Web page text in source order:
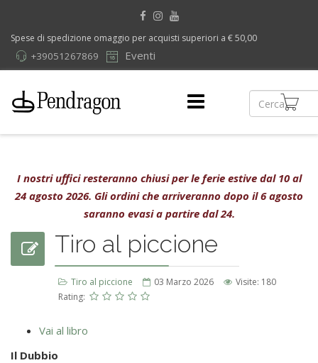
Spese di spedizione omaggio per acquisti superiori a € 50,00
Eventi
+39051267869
I nostri uffici resteranno chiusi per le ferie estive dal 10 al
24 agosto 2026. Gli ordini che arriveranno dopo il 6 agosto
saranno evasi a partire dal 24.
Tiro al piccione
Tiro al piccione 03 Marzo 2026
Visite: 180
Rating:
Vai al libro
Il Dubbio